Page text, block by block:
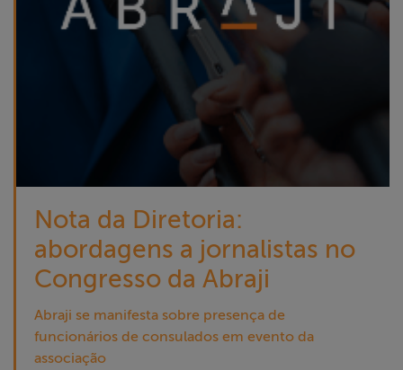
Nota da Diretoria:
abordagens a jornalistas no
Congresso da Abraji
Abraji se manifesta sobre presença de
funcionários de consulados em evento da
associação